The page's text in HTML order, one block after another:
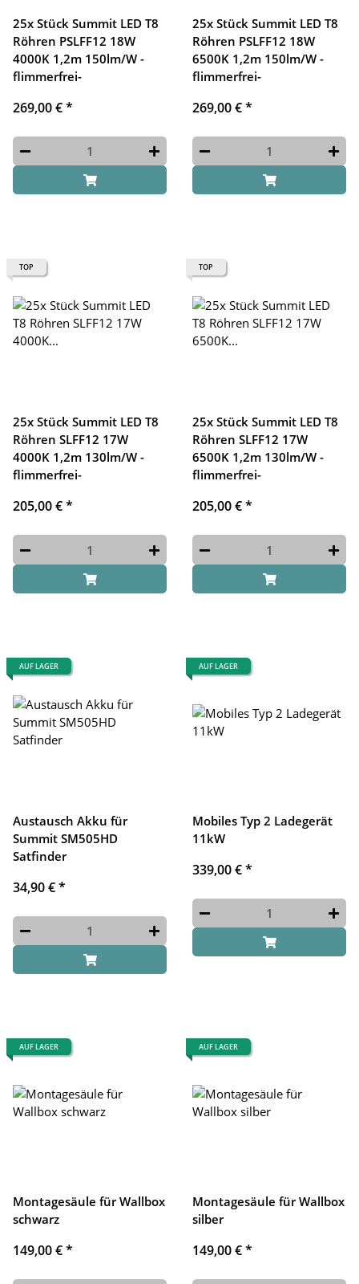
25x Stück Summit LED T8
Röhren PSLFF12 18W
4000K 1,2m 150lm/W -
flimmerfrei-
269,00 €*
25x Stück Summit LED T8
Röhren PSLFF12 18W
6500K 1,2m 150lm/W -
flimmerfrei-
269,00 €*
TOP
25x Stück Summit LED T8
Röhren SLFF12 17W
4000K 1,2m 130lm/W -
flimmerfrei-
205,00 €*
TOP
25x Stück Summit LED T8
Röhren SLFF12 17W
6500K 1,2m 130lm/W -
flimmerfrei-
205,00 €*
AUF LAGER
Austausch Akku für
Summit SM505HD
Satfinder
34,90 €*
AUF LAGER
Mobiles Typ 2 Ladegerät
11kW
339,00 €*
AUF LAGER
Montagesäule für Wallbox
schwarz
149,00 €*
AUF LAGER
Montagesäule für Wallbox
silber
149,00 €*